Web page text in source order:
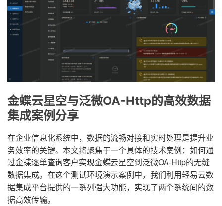
金蝶云星空与泛微OA-Http的高效数据
集成案例分享
在企业信息化系统中，数据的流畅对接和实时处理是提升业
务效率的关键。本文将聚焦于一个具体的技术案例：如何通
过金蝶逐单查询客户实现金蝶云星空到泛微OA-Http的无缝
数据集成。在这个测试环境演示案例中，我们利用轻易云数
据集成平台提供的一系列强大功能，实现了两个系统间的数
据高效传输。